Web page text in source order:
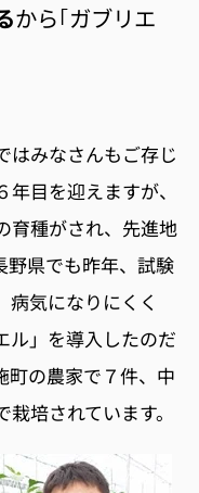
から｢ガブリエ
はみなさんもご存じ
目を迎えますが、
育種がされ、先進地
野県でも昨年、試験
気になりにくく
ル」を導入したのだ
町の農家で７件、中
培されています。